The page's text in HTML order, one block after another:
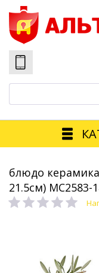
блюдо керамика
21.5см) MC2583-